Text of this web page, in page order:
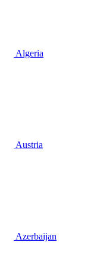
Algeria
Austria
Azerbaijan